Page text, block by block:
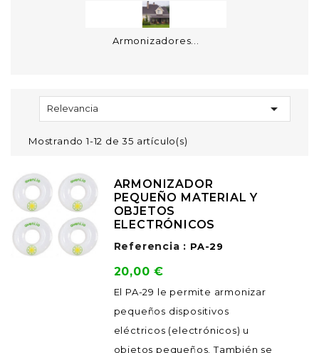
Armonizadores...
Relevancia 
Mostrando 1-12 de 35 artículo(s)
ARMONIZADOR
PEQUEÑO MATERIAL Y
OBJETOS
ELECTRÓNICOS
Referencia : PA-29
Precio
20,00 €
El PA-29 le permite armonizar
pequeños dispositivos
eléctricos (electrónicos) u
objetos pequeños. También se